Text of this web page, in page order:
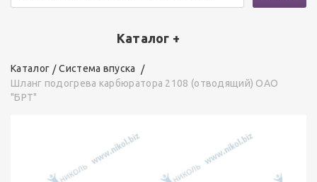
Каталог +
Каталог
Система впуска
Шланг подогрева карбюратора 2108 (отводящий) ОАО
"БРТ"